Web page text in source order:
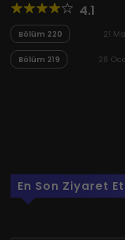
4.1
Bölüm 220 21
Bölüm 219 28
En Son Ziyaret